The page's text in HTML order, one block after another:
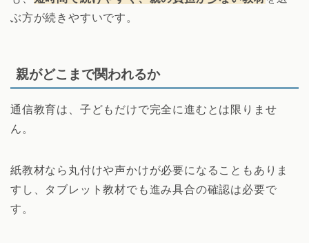
ぶ方が続きやすいです。
親がどこまで関われるか
通信教育は、子どもだけで完全に進むとは限りませ
ん。
紙教材なら丸付けや声かけが必要になることもありま
すし、タブレット教材でも進み具合の確認は必要で
す。